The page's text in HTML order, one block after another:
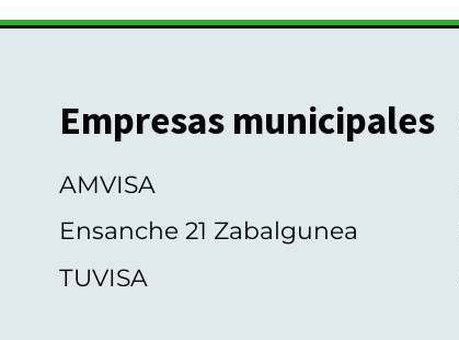
Empresas municipales
AMVISA
Ensanche 21 Zabalgunea
TUVISA